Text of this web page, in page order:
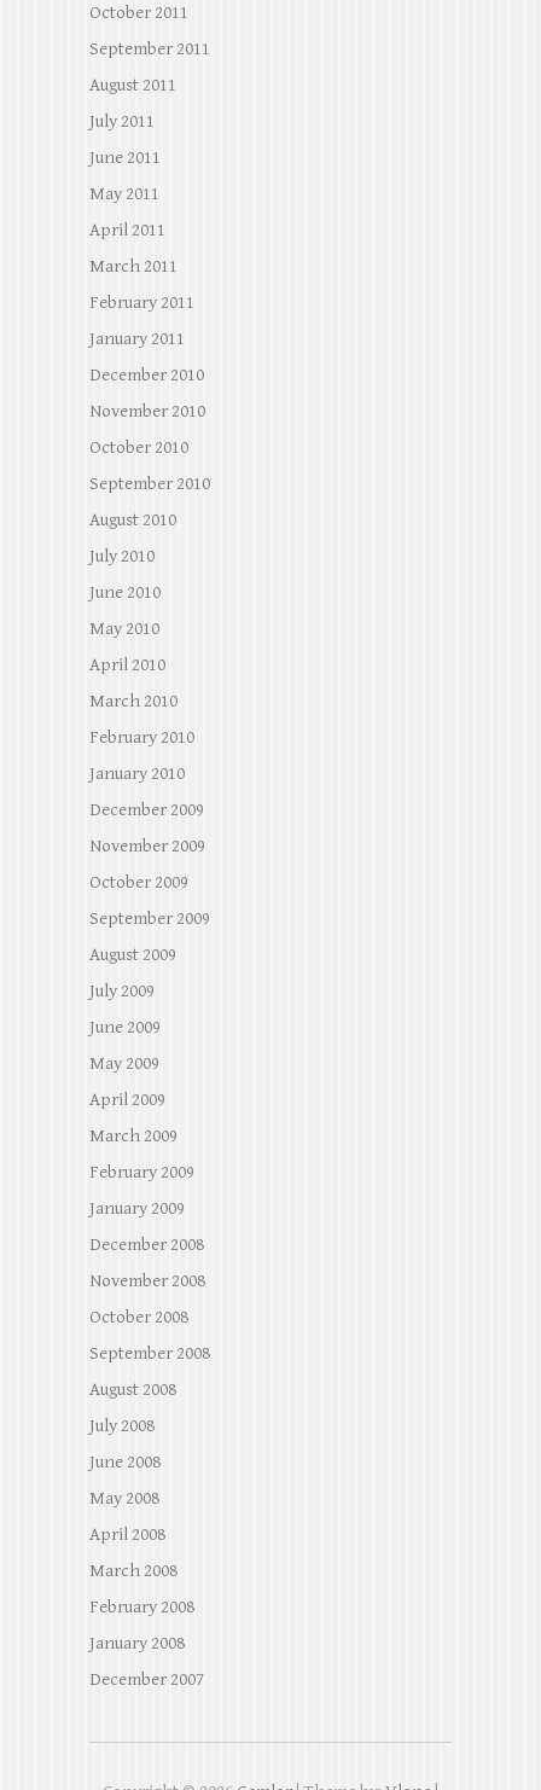
October 2011
September 2011
August 2011
July 2011
June 2011
May 2011
April 2011
March 2011
February 2011
January 2011
December 2010
November 2010
October 2010
September 2010
August 2010
July 2010
June 2010
May 2010
April 2010
March 2010
February 2010
January 2010
December 2009
November 2009
October 2009
September 2009
August 2009
July 2009
June 2009
May 2009
April 2009
March 2009
February 2009
January 2009
December 2008
November 2008
October 2008
September 2008
August 2008
July 2008
June 2008
May 2008
April 2008
March 2008
February 2008
January 2008
December 2007